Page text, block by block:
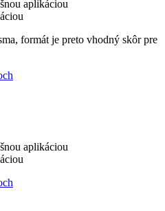
aplikáciou
formát je preto vhodný skôr pre
aplikáciou